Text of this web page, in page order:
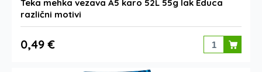
Teka mehka vezava A5 karo 52L 55g lak Educa
različni motivi
0,49 €